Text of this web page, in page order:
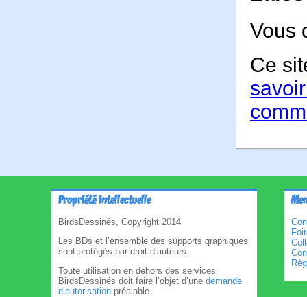
Vous
Ce
Propriété intellectuelle
BirdsDessinés, Copyright 2014
Les BDs et l’ensemble des supports graphiques
sont protégés par droit d’auteurs.
Toute utilisation en dehors des services
BirdsDessinés doit faire l’objet d’une demande
d’autorisation préalable.